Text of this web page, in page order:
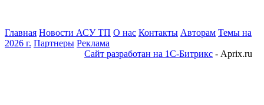
Главная Новости АСУ ТП О нас Контакты Авторам Темы на
2026 г. Партнеры Реклама
Сайт разработан на 1С-Битрикс - Aprix.ru